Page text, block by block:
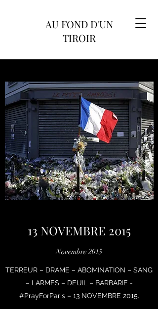
AU FOND D'UN
TIROIR
13 NOVEMBRE 2015
Novembre 2015
TERREUR – DRAME – ABOMINATION – SANG
– LARMES – DEUIL – BARBARIE -
#PrayForParis – 13 NOVEMBRE 2015.